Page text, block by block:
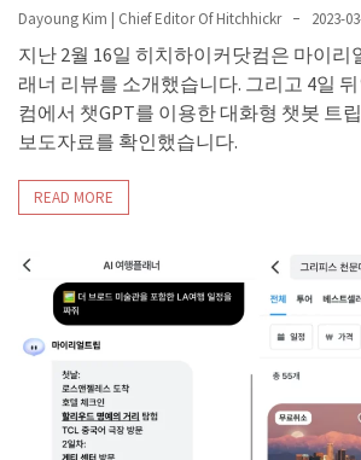
Dayoung Kim | Chief Editor Of Hitchhickr 2023-
지난 2월 16일 히치하이커닷컴은 마이리
래너 리뷰를 소개했습니다. 그리고 4일
컴에서 챗GPT를 이용한 대화형 챗봇 트
보도자료를 확인했습니다.
READ MORE